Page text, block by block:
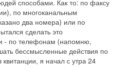
способами. Как то: по факсу
по многоканальным
два номера) или по
сделать это
- по телефонам (напомню,
бессмысленные действия по
я начал с утра 24